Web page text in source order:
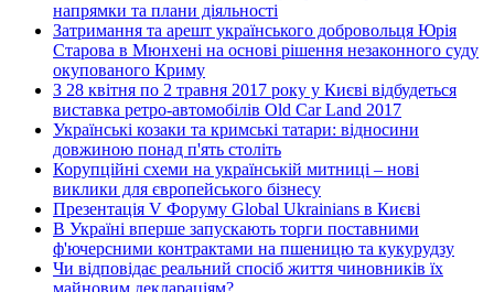
напрямки та плани діяльності
Затримання та арешт українського добровольця Юрія
Старова в Мюнхені на основі рішення незаконного суду
окупованого Криму
З 28 квітня по 2 травня 2017 року у Києві відбудеться
виставка ретро-автомобілів Old Car Land 2017
Українські козаки та кримські татари: відносини
довжиною понад п'ять століть
Корупційні схеми на українській митниці – нові
виклики для європейського бізнесу
Презентація V Форуму Global Ukrainians в Києві
В Україні вперше запускають торги поставними
ф'ючерсними контрактами на пшеницю та кукурудзу
Чи відповідає реальний спосіб життя чиновників їх
майновим деклараціям?